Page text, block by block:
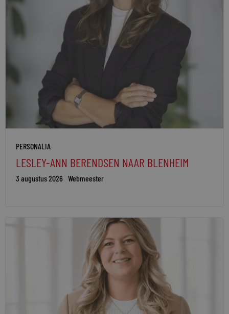
PERSONALIA
LESLEY-ANN BERENDSEN NAAR BLENHEIM
3 augustus 2026 Webmeester